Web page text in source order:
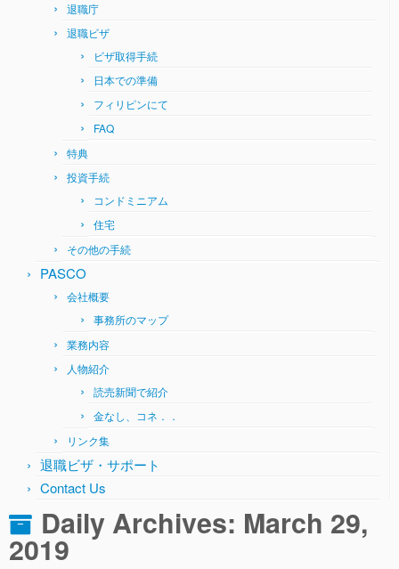
退職庁
退職ビザ
ビザ取得手続
日本での準備
フィリピンにて
FAQ
特典
投資手続
コンドミニアム
住宅
その他の手続
PASCO
会社概要
事務所のマップ
業務内容
人物紹介
読売新聞で紹介
金なし、コネ．．
リンク集
退職ビザ・サポート
Contact Us
Daily Archives: March 29,
2019